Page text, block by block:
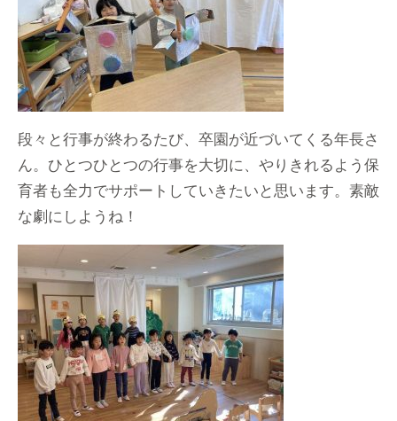
段々と行事が終わるたび、卒園が近づいてくる年長さ
ん。ひとつひとつの行事を大切に、やりきれるよう保
育者も全力でサポートしていきたいと思います。素敵
な劇にしようね！